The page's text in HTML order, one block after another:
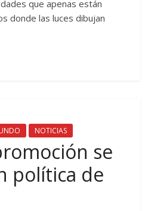
que apenas están
donde las luces dibujan
NOTICIAS
se
política de